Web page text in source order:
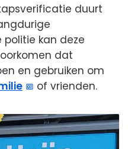
duurt
politie kan deze
dat
en gebruiken om
of vrienden.